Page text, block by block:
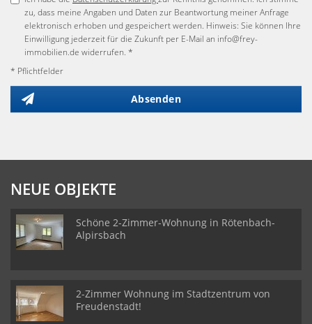
zu, dass meine Angaben und Daten zur Beantwortung meiner Anfrage
elektronisch erhoben und gespeichert werden. Hinweis: Sie können Ihre
Einwilligung jederzeit für die Zukunft per E-Mail an info@frey-
immobilien.de widerrufen. *
* Pflichtfelder
Absenden
NEUE OBJEKTE
Schöne 2-Zimmer-Wohnung in Rötenbach-
Alpirsbach
2-Zimmer Wohnung im Stadtzentrum von
Freudenstadt!